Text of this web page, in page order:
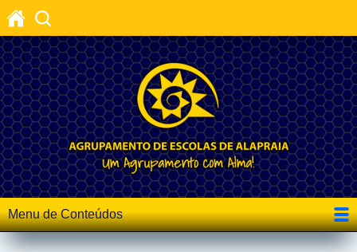
Menu de Conteúdos